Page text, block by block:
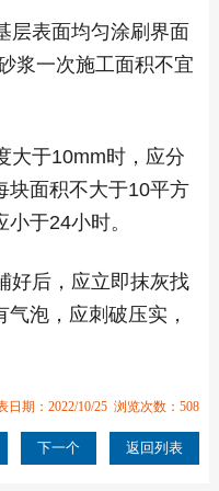
层表面均匀涂刷界面
浆一次施工面积不宜
大于10mm时，应分
块面积不大于10平方
于24小时。
好后，应立即抹灰找
泡，应刺破压实，
日期：2022/10/25 浏览次数：508
下一个 返回列表